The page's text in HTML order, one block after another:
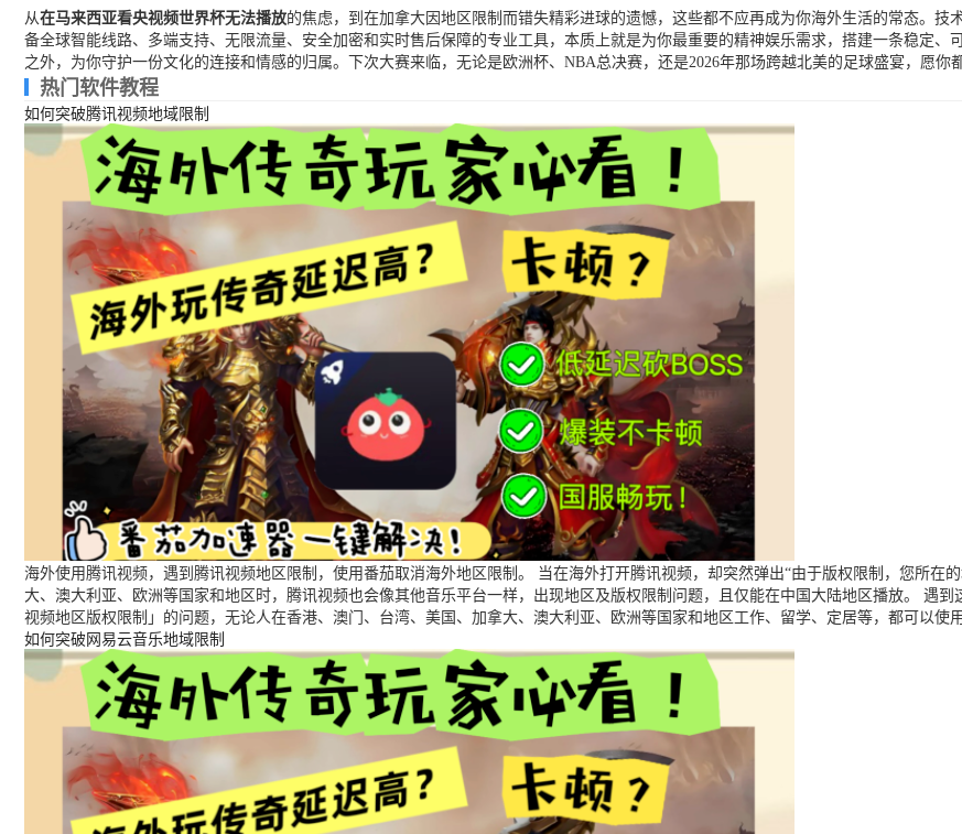
从在马来西亚看央视频世界杯无法播放的焦虑，到在加拿大因地区限制而错失精彩进球的遗憾，这些都不应再成为你海外生活的常态。技
备全球智能线路、多端支持、无限流量、安全加密和实时售后保障的专业工具，本质上就是为你最重要的精神娱乐需求，搭建一条稳定
之外，为你守护一份文化的连接和情感的归属。下次大赛来临，无论是欧洲杯、NBA总决赛，还是2026年那场跨越北美的足球盛宴，愿你
热门软件教程
如何突破腾讯视频地域限制
海外使用腾讯视频，遇到腾讯视频地区限制，使用番茄取消海外地区限制。 当在海外打开腾讯视频，却突然弹出“由于版权限制，您所在
大、澳大利亚、欧洲等国家和地区时，腾讯视频也会像其他音乐平台一样，出现地区及版权限制问题，且仅能在中国大陆地区播放。 遇
视频地区版权限制」的问题，无论人在香港、澳门、台湾、美国、加拿大、澳大利亚、欧洲等国家和地区工作、留学、定居等，都可以使
如何突破网易云音乐地域限制